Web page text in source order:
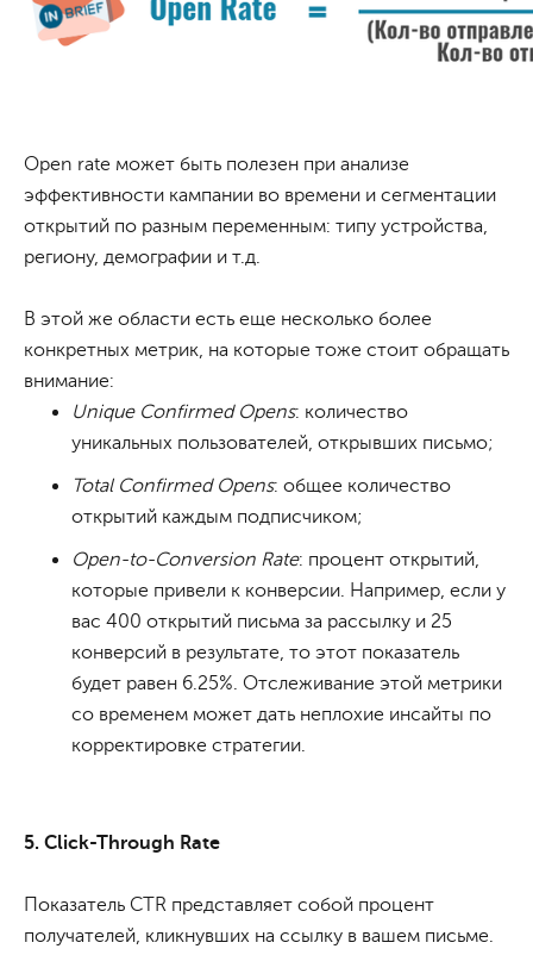
Open rate может быть полезен при анализе
эффективности кампании во времени и сегментации
открытий по разным переменным: типу устройства,
региону, демографии и т.д.
В этой же области есть еще несколько более
конкретных метрик, на которые тоже стоит обращать
внимание:
Unique Confirmed Opens: количество
уникальных пользователей, открывших письмо;
Total Confirmed Opens: общее количество
открытий каждым подписчиком;
Open-to-Conversion Rate: процент открытий,
которые привели к конверсии. Например, если у
вас 400 открытий письма за рассылку и 25
конверсий в результате, то этот показатель
будет равен 6.25%. Отслеживание этой метрики
со временем может дать неплохие инсайты по
корректировке стратегии.
5. Click-Through Rate
Показатель CTR представляет собой процент
получателей, кликнувших на ссылку в вашем письме.